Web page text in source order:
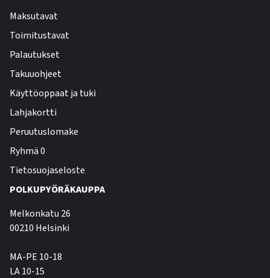
Maksutavat
Toimitustavat
Palautukset
Takuuohjeet
Käyttöoppaat ja tuki
Lahjakortti
Peruutuslomake
Ryhmä 0
Tietosuojaseloste
POLKUPYÖRÄKAUPPA
Melkonkatu 26
00210 Helsinki
MA-PE 10-18
LA 10-15